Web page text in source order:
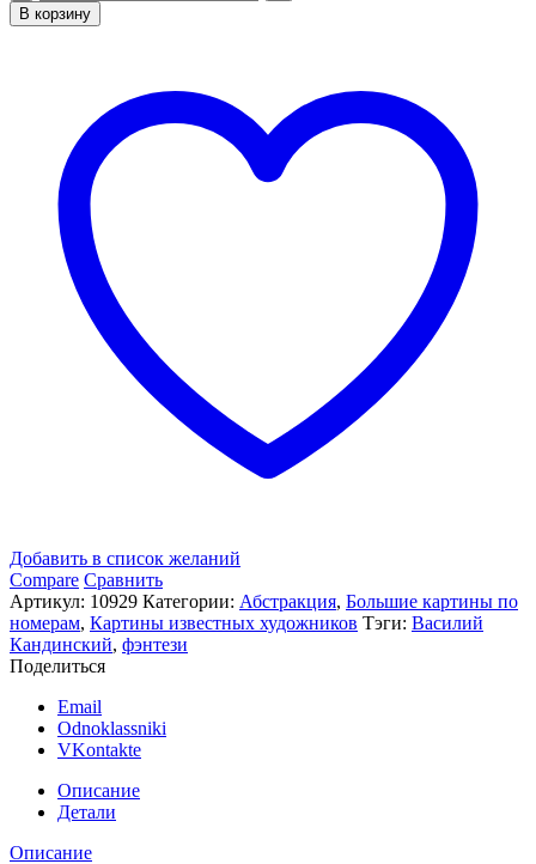
товара
Картина
Кандинский.
Решающий
розовый»
В корзину
Добавить в список желаний
Compare Сравнить
Артикул: 10929 Категории: Абстракция, Большие картины по
номерам, Картины известных художников Тэги: Василий
Кандинский, фэнтези
Поделиться
Email
Odnoklassniki
VKontakte
Описание
Детали
Описание